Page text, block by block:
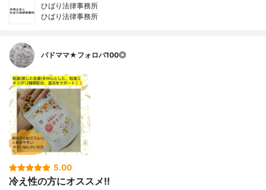
ひばり法律事務所
ひばり法律事務所
バドママ★フォロバ100◎
5.00
冷え性の方にオススメ!!